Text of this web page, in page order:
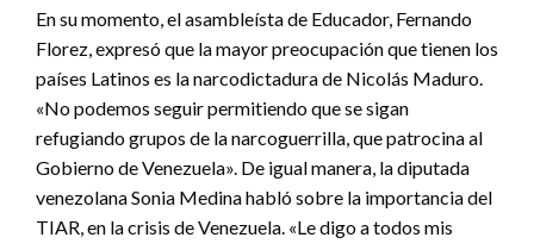
En su momento, el asambleísta de Educador, Fernando
Florez, expresó que la mayor preocupación que tienen los
países Latinos es la narcodictadura de Nicolás Maduro.
«No podemos seguir permitiendo que se sigan
refugiando grupos de la narcoguerrilla, que patrocina al
Gobierno de Venezuela». De igual manera, la diputada
venezolana Sonia Medina habló sobre la importancia del
TIAR, en la crisis de Venezuela. «Le digo a todos mis